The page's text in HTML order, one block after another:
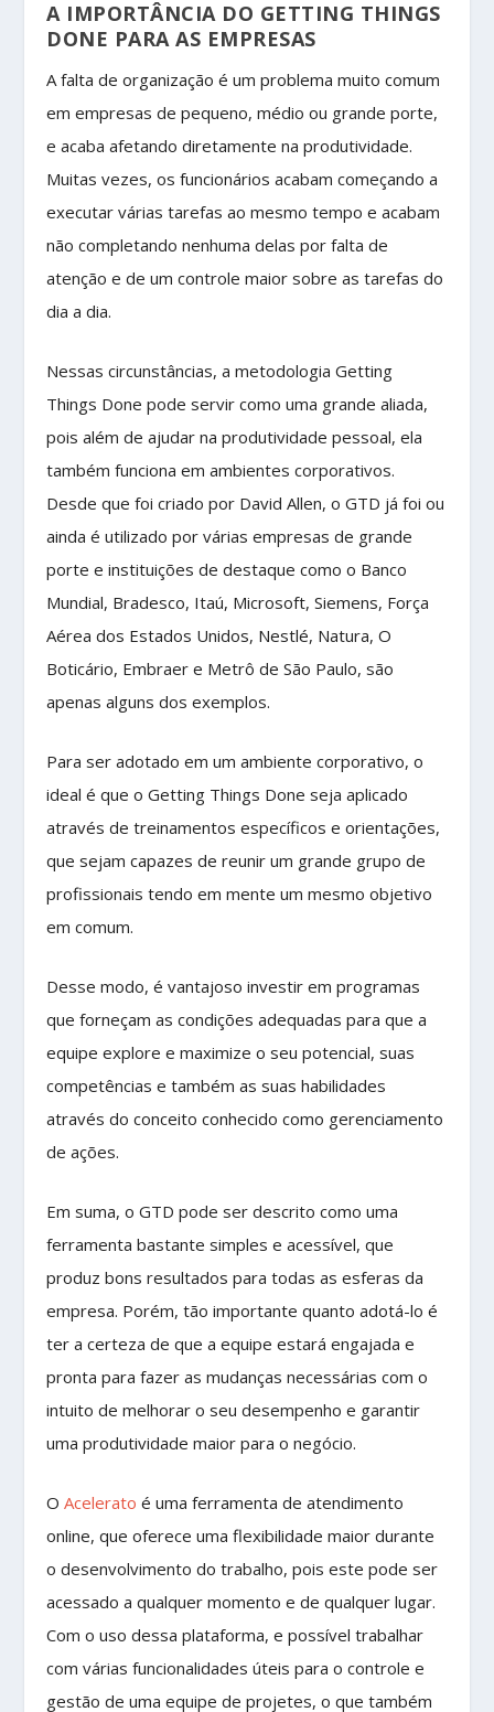
A IMPORTÂNCIA DO GETTING THINGS
DONE PARA AS EMPRESAS
A falta de organização é um problema muito comum
em empresas de pequeno, médio ou grande porte,
e acaba afetando diretamente na produtividade.
Muitas vezes, os funcionários acabam começando a
executar várias tarefas ao mesmo tempo e acabam
não completando nenhuma delas por falta de
atenção e de um controle maior sobre as tarefas do
dia a dia.
Nessas circunstâncias, a metodologia Getting
Things Done pode servir como uma grande aliada,
pois além de ajudar na produtividade pessoal, ela
também funciona em ambientes corporativos.
Desde que foi criado por David Allen, o GTD já foi ou
ainda é utilizado por várias empresas de grande
porte e instituições de destaque como o Banco
Mundial, Bradesco, Itaú, Microsoft, Siemens, Força
Aérea dos Estados Unidos, Nestlé, Natura, O
Boticário, Embraer e Metrô de São Paulo, são
apenas alguns dos exemplos.
Para ser adotado em um ambiente corporativo, o
ideal é que o Getting Things Done seja aplicado
através de treinamentos específicos e orientações,
que sejam capazes de reunir um grande grupo de
profissionais tendo em mente um mesmo objetivo
em comum.
Desse modo, é vantajoso investir em programas
que forneçam as condições adequadas para que a
equipe explore e maximize o seu potencial, suas
competências e também as suas habilidades
através do conceito conhecido como gerenciamento
de ações.
Em suma, o GTD pode ser descrito como uma
ferramenta bastante simples e acessível, que
produz bons resultados para todas as esferas da
empresa. Porém, tão importante quanto adotá-lo é
ter a certeza de que a equipe estará engajada e
pronta para fazer as mudanças necessárias com o
intuito de melhorar o seu desempenho e garantir
uma produtividade maior para o negócio.
OAcelerato é uma ferramenta de atendimento
online, que oferece uma flexibilidade maior durante
o desenvolvimento do trabalho, pois este pode ser
acessado a qualquer momento e de qualquer lugar.
Com o uso dessa plataforma, e possível trabalhar
com várias funcionalidades úteis para o controle e
gestão de uma equipe de projetes, o que também